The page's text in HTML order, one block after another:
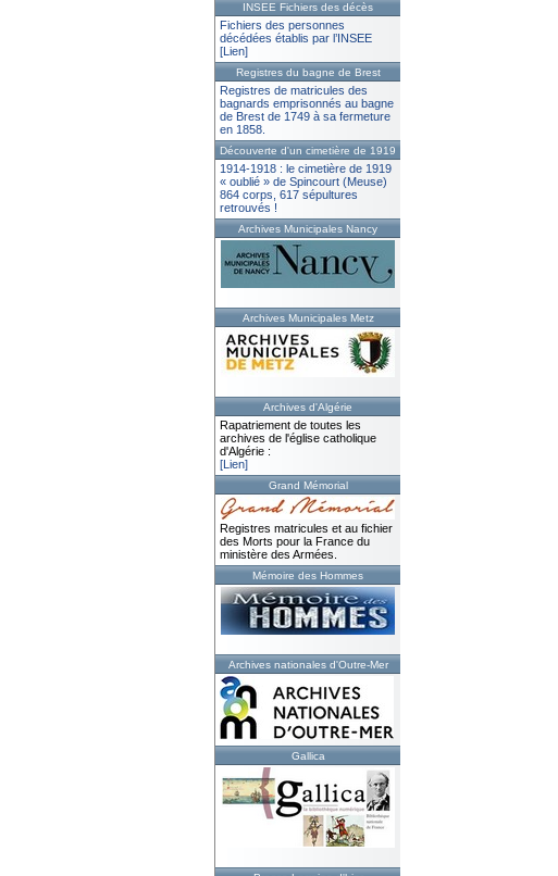
INSEE Fichiers des décès
Fichiers des personnes
décédées établis par l’INSEE
[Lien]
Registres du bagne de Brest
Registres de matricules des
bagnards emprisonnés au bagne
de Brest de 1749 à sa fermeture
en 1858.
Découverte d'un cimetière de 1919
1914-1918 : le cimetière de 1919
« oublié » de Spincourt (Meuse)
864 corps, 617 sépultures
retrouvés !
Archives Municipales Nancy
Archives Municipales Metz
Archives d'Algérie
Rapatriement de toutes les
archives de l'église catholique
d'Algérie :
[Lien]
Grand Mémorial
Registres matricules et au fichier
des Morts pour la France du
ministère des Armées.
Mémoire des Hommes
Archives nationales d'Outre-Mer
Gallica